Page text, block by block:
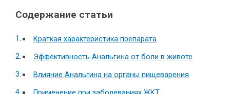
Содержание статьи
Краткая характеристика препарата
Эффективность Анальгина от боли в животе
Влияние Анальгина на органы пищеварения